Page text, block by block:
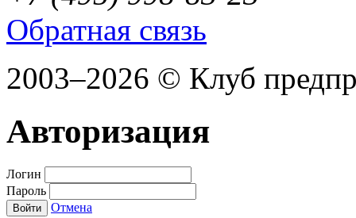
Обратная связь
2003–2026 © Клуб
Авторизация
Логин
Пароль
Войти Отмена